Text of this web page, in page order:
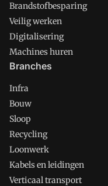
Brandstofbesparing
Veilig werken
Digitalisering
Machines huren
Branches
Infra
Bouw
Sloop
Recycling
Loonwerk
Kabels en leidingen
Verticaal transport